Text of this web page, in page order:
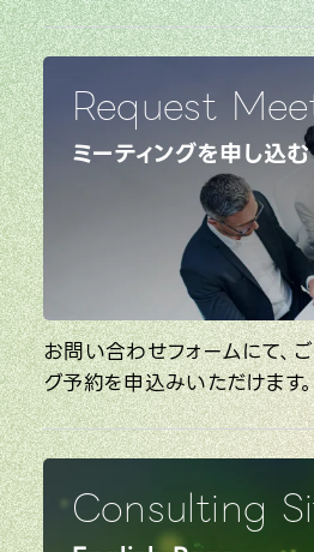
Request
ミーティングを申し込む
お問い合わせフォームにて、
グ予約を申込みいただけます
Consulting